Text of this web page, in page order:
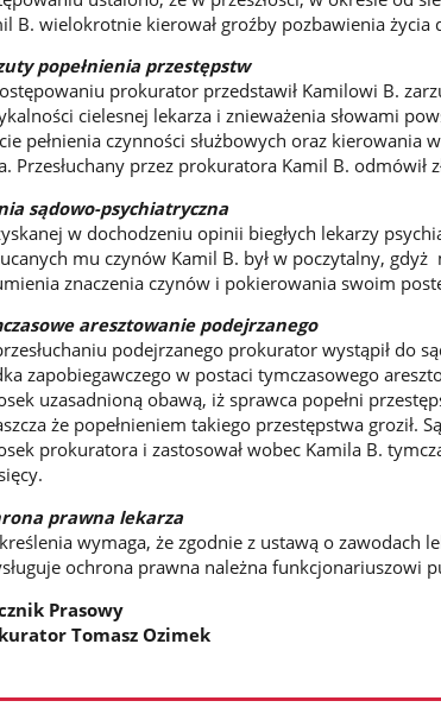
B. wielokrotnie kierował groźby pozbawienia
popełnienia przestępstw
prokurator przedstawił Kamilowi B.
cielesnej lekarza i znieważenia słowami
pełnienia czynności służbowych oraz kierowania
Przesłuchany przez prokuratora Kamil B. odmówił
sądowo-psychiatryczna
w dochodzeniu opinii biegłych lekarzy
mu czynów Kamil B. był w poczytalny, gdyż
znaczenia czynów i pokierowania swoim
aresztowanie podejrzanego
podejrzanego prokurator wystąpił do
zapobiegawczego w postaci tymczasowego
uzasadnioną obawą, iż sprawca popełni
że popełnieniem takiego przestępstwa groził.
prokuratora i zastosował wobec Kamila B.
prawna lekarza
wymaga, że zgodnie z ustawą o zawodach
ochrona prawna należna funkcjonariuszowi
Prasowy
Tomasz Ozimek